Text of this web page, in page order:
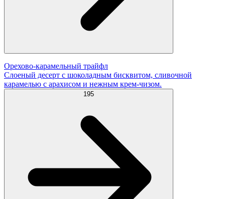
Орехово-карамельный трайфл
Слоеный десерт с шоколадным бисквитом, сливочной
карамелью с арахисом и нежным крем-чизом.
195